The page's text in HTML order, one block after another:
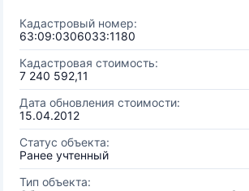
Кадастровый номер:
63:09:0306033:1180
Кадастровая стоимость:
7 240 592,11
Дата обновления стоимости:
15.04.2012
Статус объекта:
Ранее учтенный
Тип объекта: